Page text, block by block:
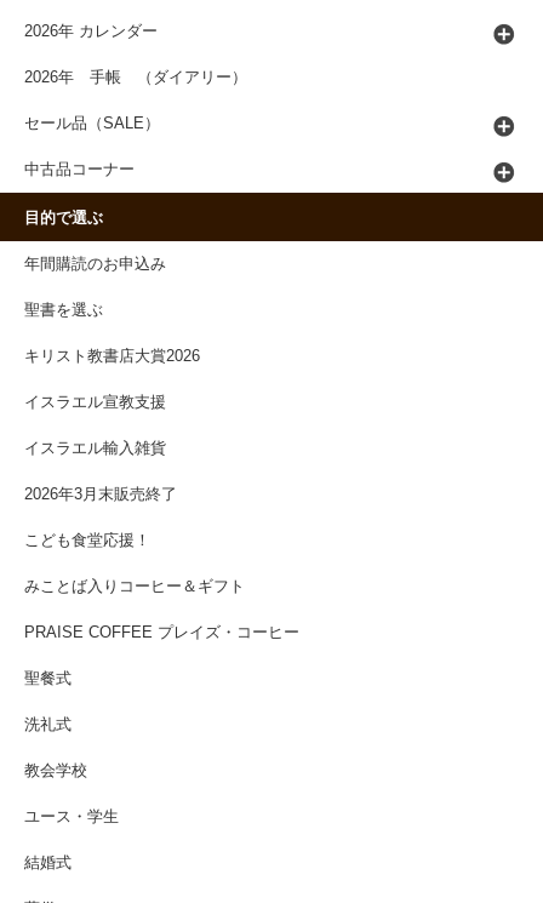
2026年 カレンダー
2026年 手帳 （ダイアリー）
セール品（SALE）
中古品コーナー
目的で選ぶ
年間購読のお申込み
聖書を選ぶ
キリスト教書店大賞2026
イスラエル宣教支援
イスラエル輸入雑貨
2026年3月末販売終了
こども食堂応援！
みことば入りコーヒー＆ギフト
PRAISE COFFEE プレイズ・コーヒー
聖餐式
洗礼式
教会学校
ユース・学生
結婚式